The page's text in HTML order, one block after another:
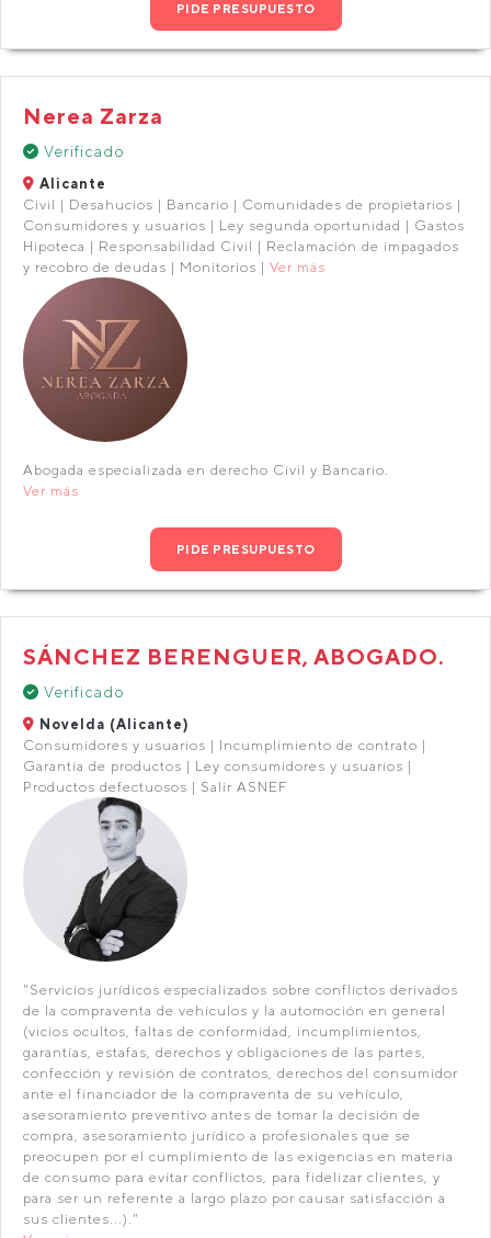
PIDE PRESUPUESTO
Nerea Zarza
Verificado
Alicante
Civil | Desahucios | Bancario | Comunidades de propietarios |
Consumidores y usuarios | Ley segunda oportunidad | Gastos
Hipoteca | Responsabilidad Civil | Reclamación de impagados
y recobro de deudas | Monitorios | Ver más
Abogada especializada en derecho Civil y Bancario.
Ver más
PIDE PRESUPUESTO
SÁNCHEZ BERENGUER, ABOGADO.
Verificado
Novelda (Alicante)
Consumidores y usuarios | Incumplimiento de contrato |
Garantía de productos | Ley consumidores y usuarios |
Productos defectuosos | Salir ASNEF
"Servicios jurídicos especializados sobre conflictos derivados
de la compraventa de vehículos y la automoción en general
(vicios ocultos, faltas de conformidad, incumplimientos,
garantías, estafas, derechos y obligaciones de las partes,
confección y revisión de contratos, derechos del consumidor
ante el financiador de la compraventa de su vehículo,
asesoramiento preventivo antes de tomar la decisión de
compra, asesoramiento jurídico a profesionales que se
preocupen por el cumplimiento de las exigencias en materia
de consumo para evitar conflictos, para fidelizar clientes, y
para ser un referente a largo plazo por causar satisfacción a
sus clientes...)."